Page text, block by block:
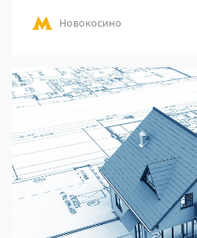
Новокосино